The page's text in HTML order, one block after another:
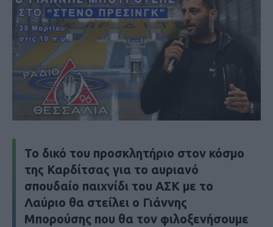
To δικό του προσκλητήριο στον κόσμο
της Καρδίτσας για το αυριανό
σπουδαίο παιχνίδι του ΑΣΚ με το
Λαύριο θα στείλει ο Γιάννης
Μπορούσης που θα τον φιλοξενήσουμε